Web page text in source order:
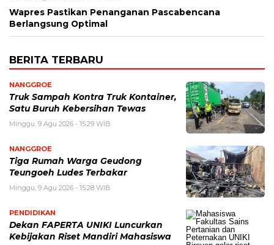
Wapres Pastikan Penanganan Pascabencana
Berlangsung Optimal
BERITA TERBARU
NANGGROE
Truk Sampah Kontra Truk Kontainer,
Satu Buruh Kebersihan Tewas
Minggu, 9 Agu 2026 - 15:29 WIB
NANGGROE
Tiga Rumah Warga Geudong
Teungoeh Ludes Terbakar
Minggu, 9 Agu 2026 - 15:28 WIB
PENDIDIKAN
Dekan FAPERTA UNIKI Luncurkan
Kebijakan Riset Mandiri Mahasiswa